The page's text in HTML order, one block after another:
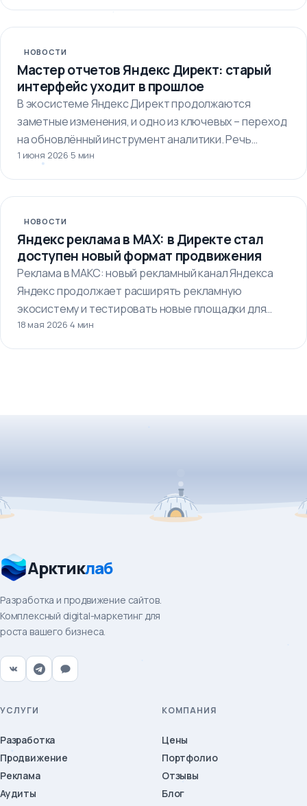
НОВОСТИ
Мастер отчетов Яндекс Директ: старый
интерфейс уходит в прошлое
В экосистеме Яндекс Директ продолжаются
заметные изменения, и одно из ключевых – переход
на обновлённый инструмент аналитики. Речь…
1 июня 2026·5 мин
НОВОСТИ
Яндекс реклама в MAX: в Директе стал
доступен новый формат продвижения
Реклама в МАКС: новый рекламный канал Яндекса
Яндекс продолжает расширять рекламную
экосистему и тестировать новые площадки для
продвижения…
18 мая 2026·4 мин
Арктиклаб
Разработка и продвижение сайтов.
Комплексный digital-маркетинг для
роста вашего бизнеса.
УСЛУГИ
Разработка
Продвижение
Реклама
Аудиты
КОМПАНИЯ
Цены
Портфолио
Отзывы
Блог